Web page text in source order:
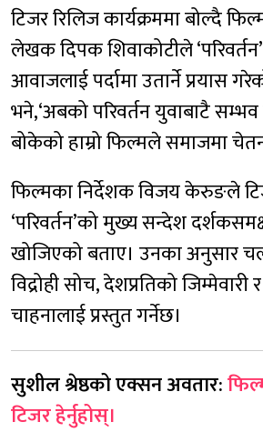
टिजर रिलिज कार्यक्रममा बोल्दै
लेखक दिपक शिवाकोटीले
आवाजलाई पर्दामा उतार्ने प्रयास
भने,‘अबको परिवर्तन युवाबाटै
बोकेको हाम्रो फिल्मले समाजमा
फिल्मका निर्देशक विजय केरुङले
‘परिवर्तन’को मुख्य सन्देश
खोजिएको बताए। उनका अनुसार
विद्रोही सोच, देशप्रतिको जिम्मेवारी
चाहनालाई प्रस्तुत गर्नेछ।
सुशील श्रेष्ठको एक्सन अवतार:
टिजर हेर्नुहोस्।